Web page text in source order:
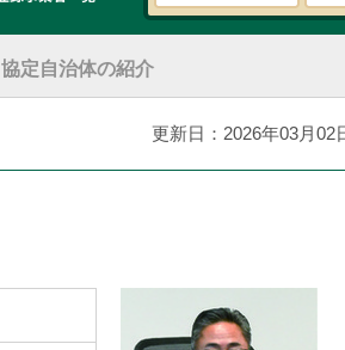
協定自治体の紹介
更新日：2026年03月02